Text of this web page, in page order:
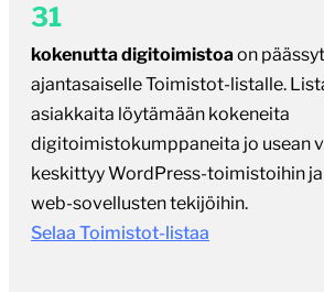
31
kokenutta digitoimistoaon
ajantasaiselle Toimistot-listalle.
asiakkaita löytämään kokeneita
digitoimistokumppaneita jo usean
keskittyy WordPress-toimistoihin
web-sovellusten tekijöihin.
Selaa Toimistot-listaa